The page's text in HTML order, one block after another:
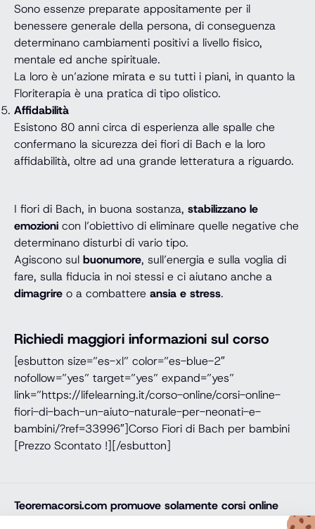
Sono essenze preparate appositamente per il
benessere generale della persona, di conseguenza
determinano cambiamenti positivi a livello fisico,
mentale ed anche spirituale.
La loro è un’azione mirata e su tutti i piani, in quanto la
Floriterapia è una pratica di tipo olistico.
Affidabilità
Esistono 80 anni circa di esperienza alle spalle che
confermano la sicurezza dei fiori di Bach e la loro
affidabilità, oltre ad una grande letteratura a riguardo.
I fiori di Bach, in buona sostanza, stabilizzano le
emozioni con l’obiettivo di eliminare quelle negative che
determinano disturbi di vario tipo.
Agiscono sul buonumore, sull’energia e sulla voglia di
fare, sulla fiducia in noi stessi e ci aiutano anche a
dimagrire o a combattere ansia e stress.
Richiedi maggiori informazioni sul corso
[esbutton size=”es-xl” color=”es-blue-2″
nofollow=”yes” target=”yes” expand=”yes”
link=”https://lifelearning.it/corso-online/corsi-online-
fiori-di-bach-un-aiuto-naturale-per-neonati-e-
bambini/?ref=33996″]Corso Fiori di Bach per bambini
[Prezzo Scontato !][/esbutton]
Teoremacorsi.com promuove solamente corsi online
professionali, corsi per il diploma online, lauree e master